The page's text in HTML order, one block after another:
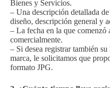
Bienes y Servicios.
– Una descripción detallada
diseño, descripción general y
– La fecha en la que comenzó
comercialmente.
– Si desea registrar también
marca, le solicitamos que
formato JPG.